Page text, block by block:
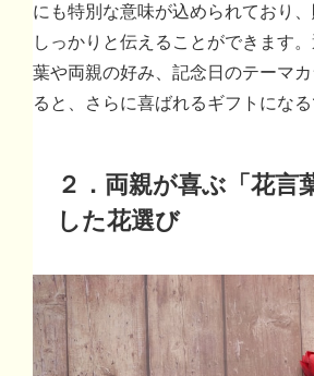
にも特別な意味が込められており
しっかりと伝えることができます
葉や両親の好み、記念日のテーマ
ると、さらに喜ばれるギフトになる
２．両親が喜ぶ「花言
した花選び